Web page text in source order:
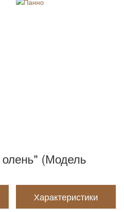
(Модель
Характеристики